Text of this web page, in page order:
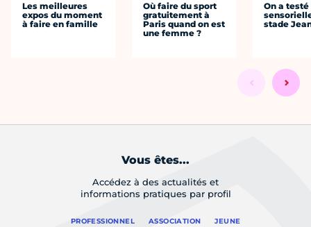
Les meilleures
expos du moment
à faire en famille
Où faire du sport
gratuitement à
Paris quand on est
une femme ?
On a
stade
Vous êtes...
Accédez à des actualités et
informations pratiques par profil
PROFESSIONNEL ASSOCIATION JEUNE